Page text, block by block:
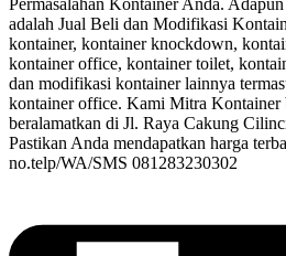
Permasalahan Kontainer Anda.
adalah Jual Beli dan Modifikasi
kontainer, kontainer knockdown,
kontainer office, kontainer toilet,
dan modifikasi kontainer lainnya
kontainer office. Kami Mitra Kontainer
beralamatkan di Jl. Raya Cakung
Pastikan Anda mendapatkan harga
no.telp/WA/SMS 081283230302